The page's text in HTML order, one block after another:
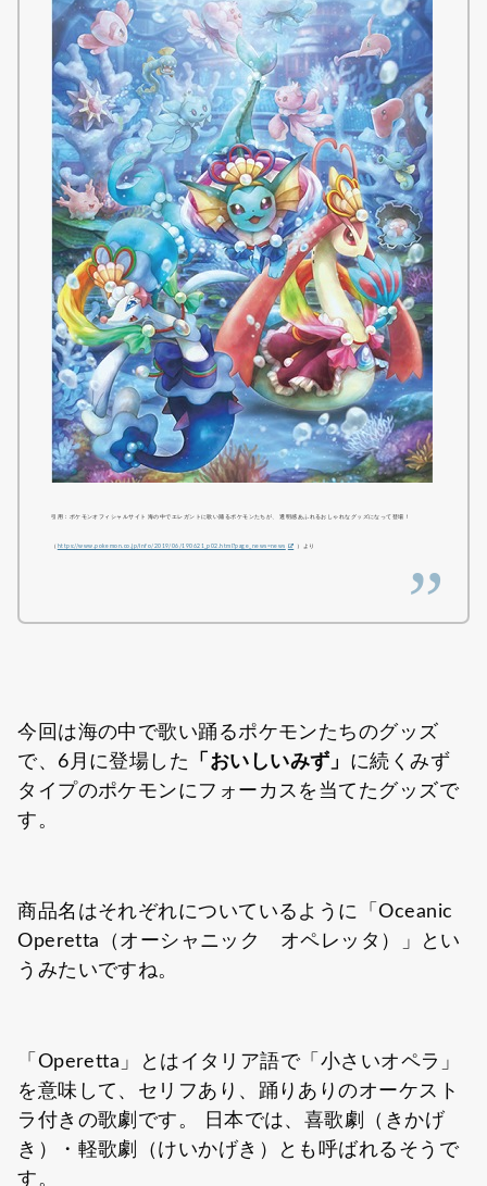
引用：ポケモンオフィシャルサイト 海の中でエレガントに歌い踊るポケモンたちが、 透明感あふれるおしゃれなグッズになって登場！
（ https://www.pokemon.co.jp/info/2019/06/190621_p02.html?page_news=news ）より
今回は海の中で歌い踊るポケモンたちのグッズ
で、6月に登場した
「おいしいみず」 に続くみず
タイプのポケモンにフォーカスを当てたグッズで
す。
商品名はそれぞれについているように「Oceanic
Operetta（オーシャニック オペレッタ）」とい
うみたいですね。
「Operetta」とはイタリア語で「小さいオペラ」
を意味して、セリフあり、踊りありのオーケスト
ラ付きの歌劇です。 日本では、喜歌劇（きかげ
き）・軽歌劇（けいかげき）とも呼ばれるそうで
す。